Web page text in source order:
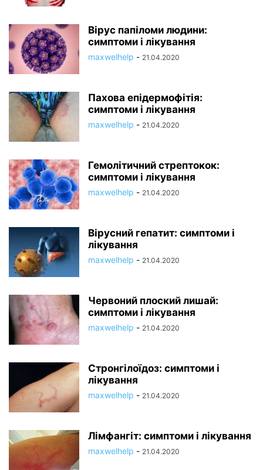
Вірус папіломи людини:
симптоми і лікування
maxwelhelp - 21.04.2020
Пахова епідермофітія:
симптоми і лікування
maxwelhelp - 21.04.2020
Гемолітичний стрептокок:
симптоми і лікування
maxwelhelp - 21.04.2020
Вірусний гепатит: симптоми і
лікування
maxwelhelp - 21.04.2020
Червоний плоский лишай:
симптоми і лікування
maxwelhelp - 21.04.2020
Стронгілоїдоз: симптоми і
лікування
maxwelhelp - 21.04.2020
Лімфангіт: симптоми і лікування
maxwelhelp - 21.04.2020